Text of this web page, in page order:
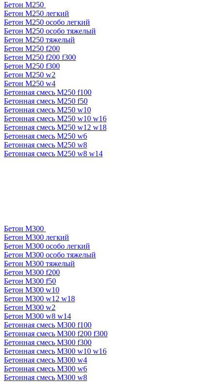
Бетон М250
Бетон М250 легкий
Бетон М250 особо легкий
Бетон М250 особо тяжелый
Бетон М250 тяжелый
Бетон М250 f200
Бетон М250 f200 f300
Бетон М250 f300
Бетон М250 w2
Бетон М250 w4
Бетонная смесь М250 f100
Бетонная смесь М250 f50
Бетонная смесь М250 w10
Бетонная смесь М250 w10 w16
Бетонная смесь М250 w12 w18
Бетонная смесь М250 w6
Бетонная смесь М250 w8
Бетонная смесь М250 w8 w14
Бетон М300
Бетон М300 легкий
Бетон М300 особо легкий
Бетон М300 особо тяжелый
Бетон М300 тяжелый
Бетон М300 f200
Бетон М300 f50
Бетон М300 w10
Бетон М300 w12 w18
Бетон М300 w2
Бетон М300 w8 w14
Бетонная смесь М300 f100
Бетонная смесь М300 f200 f300
Бетонная смесь М300 f300
Бетонная смесь М300 w10 w16
Бетонная смесь М300 w4
Бетонная смесь М300 w6
Бетонная смесь М300 w8